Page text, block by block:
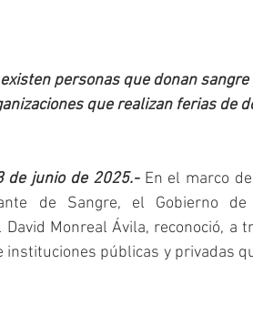
personas que donan
que realizan ferias de
de junio de 2025.- En el marco
de Sangre, el Gobierno de
Monreal Ávila, reconoció, a
instituciones públicas y privadas